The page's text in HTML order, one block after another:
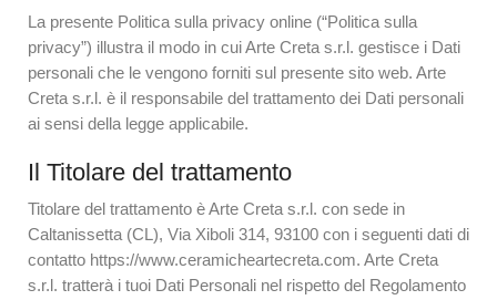
La presente Politica sulla privacy online (“Politica sulla
privacy”) illustra il modo in cui Arte Creta s.r.l. gestisce i Dati
personali che le vengono forniti sul presente sito web. Arte
Creta s.r.l. è il responsabile del trattamento dei Dati personali
ai sensi della legge applicabile.
Il Titolare del trattamento
Titolare del trattamento è Arte Creta s.r.l. con sede in
Caltanissetta (CL), Via Xiboli 314, 93100 con i seguenti dati di
contatto https://www.ceramicheartecreta.com. Arte Creta
s.r.l. tratterà i tuoi Dati Personali nel rispetto del Regolamento